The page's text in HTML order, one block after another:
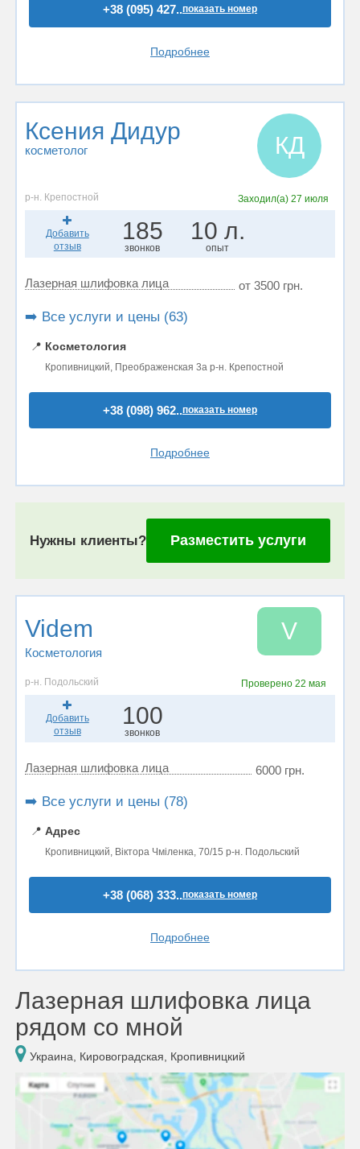
+38 (095) 427..показать номер
Подробнее
Ксения Дидур
косметолог КД
р-н. Крепостной Заходил(а)27 июля
Добавить
отзыв
185
звонков
10 л.
опыт
Лазерная шлифовка лица от 3500 грн.
➡️ Все услуги и цены (63)
📍 Косметология
Кропивницкий, Преображенская 3а р-н. Крепостной
+38 (098) 962..показать номер
Подробнее
Нужны клиенты? Разместить услуги
Videm
Косметология
V
р-н. Подольский Проверено 22 мая
Добавить
отзыв
100
звонков
Лазерная шлифовка лица 6000 грн.
➡️ Все услуги и цены (78)
📍 Адрес
Кропивницкий, Віктора Чміленка, 70/15 р-н. Подольский
+38 (068) 333..показать номер
Подробнее
Лазерная шлифовка лица
рядом со мной
Украина, Кировоградская, Кропивницкий